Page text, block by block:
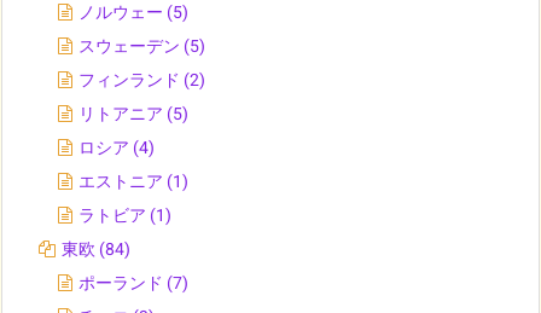
ノルウェー (5)
スウェーデン (5)
フィンランド (2)
リトアニア (5)
ロシア (4)
エストニア (1)
ラトビア (1)
東欧 (84)
ポーランド (7)